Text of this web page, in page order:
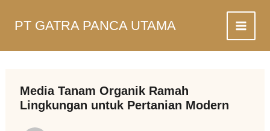
PT GATRA PANCA UTAMA
Media Tanam Organik Ramah
Lingkungan untuk Pertanian Modern